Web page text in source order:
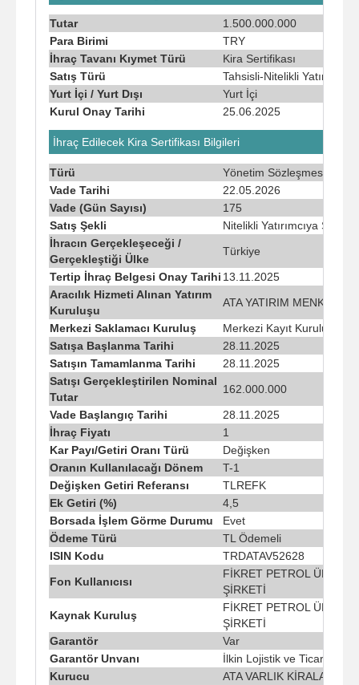
Tutar
1.500.000.000
Para Birimi
TRY
İhraç Tavanı Kıymet Türü
Kira Sertifikası
Satış Türü
Tahsisli-Nitelikli
Yurt İçi / Yurt Dışı
Yurt İçi
Kurul Onay Tarihi
25.06.2025
İhraç Edilecek Kira Sertifikası Bilgileri
Türü
Yönetim Sözleşmesine
Vade Tarihi
22.05.2026
Vade (Gün Sayısı)
175
Satış Şekli
Nitelikli Yatırımcıya Satış
İhracın Gerçekleşeceği /
Gerçekleştiği Ülke
Türkiye
Tertip İhraç Belgesi Onay Tarihi 13.11.2025
Aracılık Hizmeti Alınan Yatırım
Kuruluşu
ATA YATIRIM MENKUL
Merkezi Saklamacı Kuruluş
Merkezi Kayıt Kuruluşu
Satışa Başlanma Tarihi
28.11.2025
Satışın Tamamlanma Tarihi
28.11.2025
Satışı Gerçekleştirilen Nominal
Tutar
162.000.000
Vade Başlangıç Tarihi
28.11.2025
İhraç Fiyatı
1
Kar Payı/Getiri Oranı Türü
Değişken
Oranın Kullanılacağı Dönem
T-1
Değişken Getiri Referansı
TLREFK
Ek Getiri (%)
4,5
Borsada İşlem Görme Durumu
Evet
Ödeme Türü
TL Ödemeli
ISIN Kodu
TRDATAV52628
Fon Kullanıcısı
FİKRET PETROL
ŞİRKETİ
Kaynak Kuruluş
FİKRET PETROL
ŞİRKETİ
Garantör
Var
Garantör Unvanı
İlkin Lojistik ve Ticaret A.Ş.
Kurucu
ATA VARLIK KİRALAMA